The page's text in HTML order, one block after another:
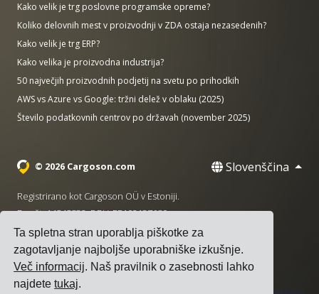
Ta spletna stran uporablja piškotke za
zagotavljanje najboljše uporabniške izkušnje.
Več informacij. Naš pravilnik o zasebnosti lahko
najdetetukaj.
Kako velik je trg poslovne programske opreme?
Koliko delovnih mest v proizvodnji v ZDA ostaja nezasedenih?
Kako velik je trg ERP?
Kako velika je proizvodna industrija?
50 največjih proizvodnih podjetij na svetu po prihodkih
AWS vs Azure vs Google: tržni delež v oblaku (2025)
Število podatkovnih centrov po državah (november 2025)
© 2026 Cargoson.com Slovenščina
Registrirano kot Cargoson OÜ v Estoniji.
Reg št: 14545832. DDV: EE102137680.
Sedež: Pärnu mnt. 141, 11314 Talin, Estonija
+372 5555 0028
· hello@cargoson.com